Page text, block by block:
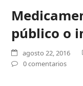
público o
agosto 22, 2016
0 comentarios